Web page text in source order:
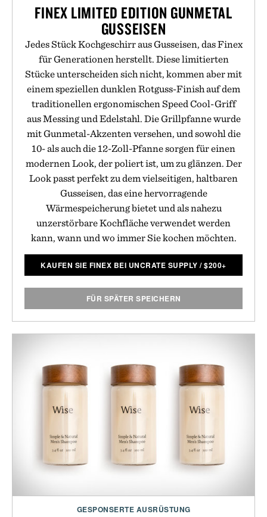
FINEX LIMITED EDITION GUNMETAL
GUSSEISEN
Jedes Stück Kochgeschirr aus Gusseisen, das Finex
für Generationen herstellt. Diese limitierten
Stücke unterscheiden sich nicht, kommen aber mit
einem speziellen dunklen Rotguss-Finish auf dem
traditionellen ergonomischen Speed Cool-Griff
aus Messing und Edelstahl. Die Grillpfanne wurde
mit Gunmetal-Akzenten versehen, und sowohl die
10- als auch die 12-Zoll-Pfanne sorgen für einen
modernen Look, der poliert ist, um zu glänzen. Der
Look passt perfekt zu dem vielseitigen, haltbaren
Gusseisen, das eine hervorragende
Wärmespeicherung bietet und als nahezu
unzerstörbare Kochfläche verwendet werden
kann, wann und wo immer Sie kochen möchten.
KAUFEN SIE FINEX BEI UNCRATE SUPPLY /$200+
FÜR SPÄTER SPEICHERN
GESPONSERTE AUSRÜSTUNG